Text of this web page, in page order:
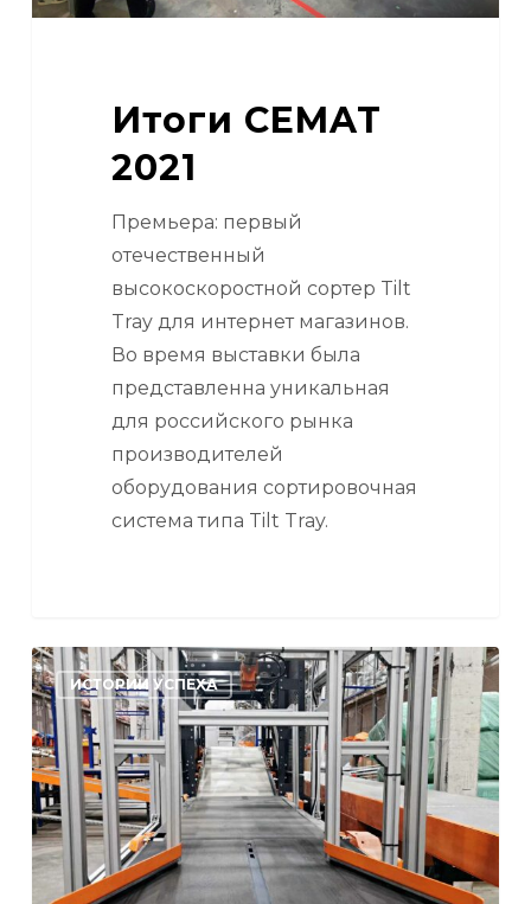
Итоги CEMAT
2021
Премьера: первый
отечественный
высокоскоростной сортер Tilt
Tray для интернет магазинов.
Во время выставки была
представленна уникальная
для российского рынка
производителей
оборудования сортировочная
система типа Tilt Tray.
История
успеха:
5
Post
ИСТОРИИ УСПЕХА